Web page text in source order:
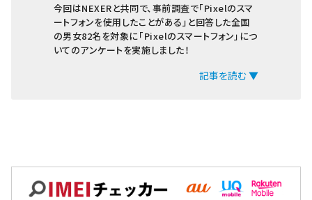
今回はNEXERと共同で、事前調査で「Pixelのスマ
ートフォンを使用したことがある」と回答した全国
の男女82名を対象に「Pixelのスマートフォン」につ
いてのアンケートを実施しました！
記事を読む ▼